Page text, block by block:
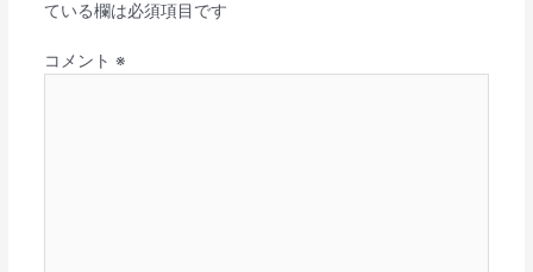
ている欄は必須項目です
コメント ※